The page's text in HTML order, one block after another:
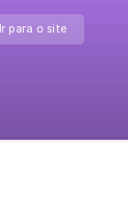
Ir para o site